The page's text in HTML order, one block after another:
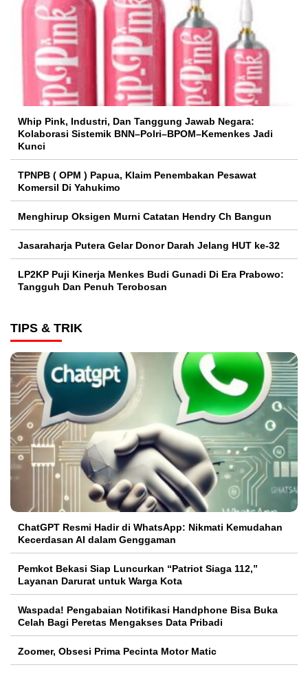
Whip Pink, Industri, Dan Tanggung Jawab Negara:
Kolaborasi Sistemik BNN–Polri–BPOM–Kemenkes Jadi
Kunci
TPNPB ( OPM ) Papua, Klaim Penembakan Pesawat
Komersil Di Yahukimo
Menghirup Oksigen Murni Catatan Hendry Ch Bangun
Jasaraharja Putera Gelar Donor Darah Jelang HUT ke-32
LP2KP Puji Kinerja Menkes Budi Gunadi Di Era Prabowo:
Tangguh Dan Penuh Terobosan‎
TIPS & TRIK
ChatGPT Resmi Hadir di WhatsApp: Nikmati Kemudahan
Kecerdasan AI dalam Genggaman
Pemkot Bekasi Siap Luncurkan “Patriot Siaga 112,”
Layanan Darurat untuk Warga Kota
Waspada! Pengabaian Notifikasi Handphone Bisa Buka
Celah Bagi Peretas Mengakses Data Pribadi
Zoomer, Obsesi Prima Pecinta Motor Matic